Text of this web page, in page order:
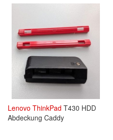
Lenovo ThinkPad T430 HDD
Abdeckung Caddy